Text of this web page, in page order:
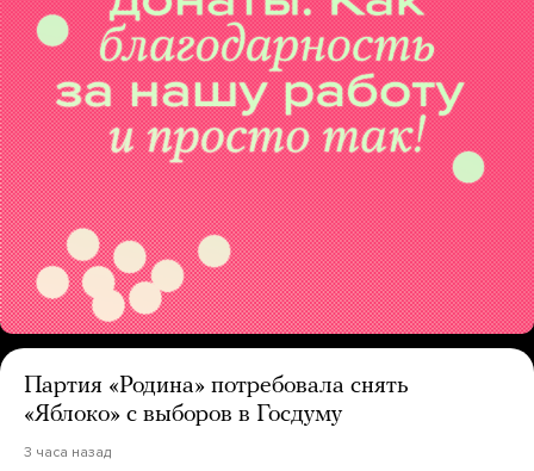
Партия «Родина» потребовала снять
«Яблоко» с выборов в Госдуму
3 часа назад